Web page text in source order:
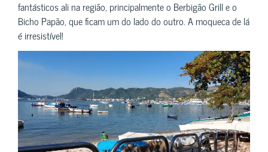
fantásticos ali na região, principalmente o Berbigão Grill e o
Bicho Papão, que ficam um do lado do outro. A moqueca de lá
é irresistível!